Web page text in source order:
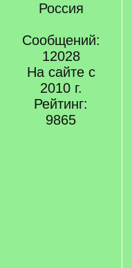
Россия
Сообщений:
12028
На сайте с
2010 г.
Рейтинг:
9865